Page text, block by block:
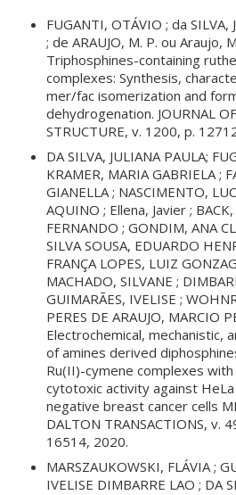
FUGANTI, OTÁVIO ; da SILVA,
; de ARAUJO, M. P. ou Araujo,
Triphosphines-containing
complexes: Synthesis,
mer/fac isomerization and
dehydrogenation. JOURNAL
STRUCTURE, v. 1200, p.
DA SILVA, JULIANA PAULA;
KRAMER, MARIA GABRIELA ;
GIANELLA ; NASCIMENTO,
AQUINO ; Ellena, Javier ; BACK,
FERNANDO ; GONDIM, ANA
SILVA SOUSA, EDUARDO
FRANÇA LOPES, LUIZ
MACHADO, SILVANE ;
GUIMARÃES, IVELISE ;
PERES DE ARAUJO, MARCIO
Electrochemical, mechanistic,
of amines derived
Ru(II)-cymene complexes
cytotoxic activity against
negative breast cancer cells
DALTON TRANSACTIONS, v.
16514, 2020.
MARSZAUKOWSKI, FLÁVIA ;
IVELISE DIMBARRE LAO ; DA